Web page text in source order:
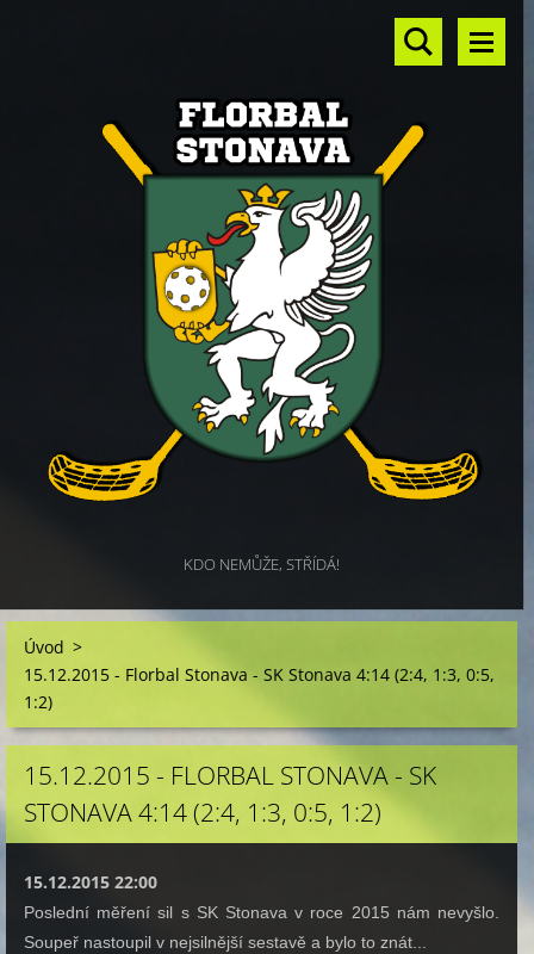
KDO NEMŮŽE, STŘÍDÁ!
Úvod >
15.12.2015 - Florbal Stonava - SK Stonava 4:14 (2:4, 1:3, 0:5,
1:2)
15.12.2015 - FLORBAL STONAVA - SK
STONAVA 4:14 (2:4, 1:3, 0:5, 1:2)
15.12.2015 22:00
Poslední měření sil s SK Stonava v roce 2015 nám nevyšlo.
Soupeř nastoupil v nejsilnější sestavě a bylo to znát...